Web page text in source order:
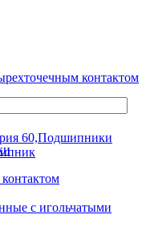
контактом
с игольчатыми
60,Подшипники